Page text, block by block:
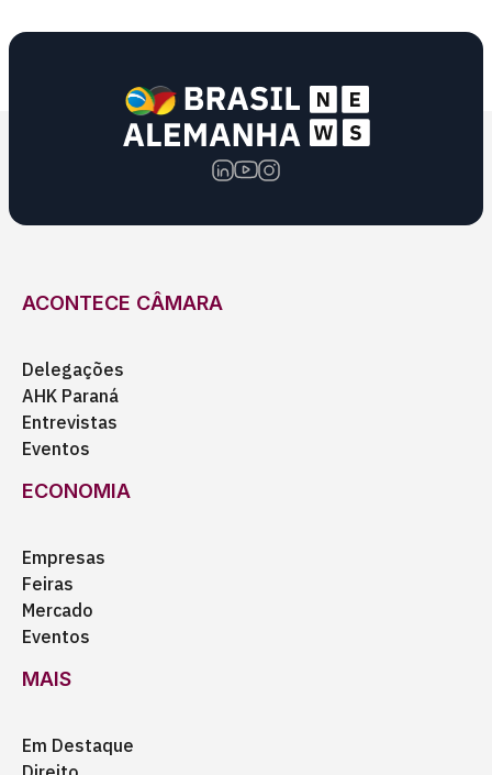
ACONTECE CÂMARA
Delegações
AHK Paraná
Entrevistas
Eventos
ECONOMIA
Empresas
Feiras
Mercado
Eventos
MAIS
Em Destaque